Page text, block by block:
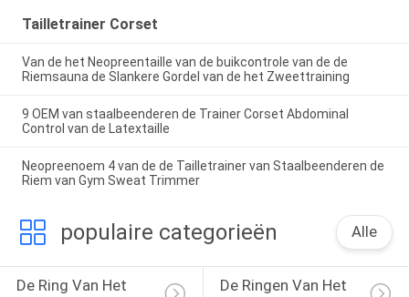
Tailletrainer Corset
Van de het Neopreentaille van de buikcontrole van de de
Riemsauna de Slankere Gordel van de het Zweettraining
9 OEM van staalbeenderen de Trainer Corset Abdominal
Control van de Latextaille
Neopreenoem 4 van de de Tailletrainer van Staalbeenderen de
Riem van Gym Sweat Trimmer
populaire categorieën Alle
De Ring Van Het
De Ringen Van Het